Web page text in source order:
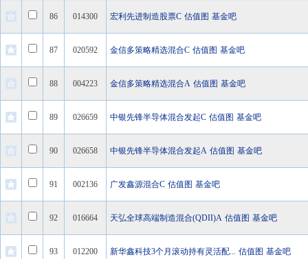
86 014300 宏利先进制造股票C 估值图 基金吧
87 020592 金信多策略精选混合C 估值图 基金吧
88 004223 金信多策略精选混合A 估值图 基金吧
89 026659 中银先锋半导体混合发起C 估值图 基金吧
90 026658 中银先锋半导体混合发起A 估值图 基金吧
91 002136 广发鑫源混合C 估值图 基金吧
92 016664 天弘全球高端制造混合(QDII)A 估值图 基金吧
93 012200 新华鑫科技3个月滚动持有灵活配... 估值图 基金吧